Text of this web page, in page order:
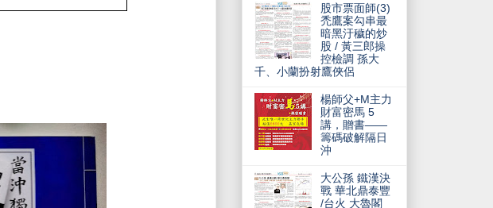
股市票面師(3)
禿鷹案勾串最
暗黑汙穢的炒
股 / 黃三郎操
控檢調 孫大
千、小蘭扮射鷹俠侶
楊師父+M主力
財富密馬 5
講，贈書——
籌碼破解隔日
沖
大公孫 鐵漢決
戰 華北鼎泰豐
/台火 大魯閣